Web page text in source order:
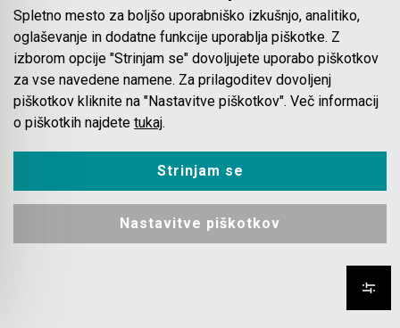
E-07901
27
60,90 €
47,49 €
- +
E-07917
67,80 €
52,90 €
- +
Spletno mesto za boljšo uporabniško izkušnjo, analitiko,
oglaševanje in dodatne funkcije uporablja piškotke. Z
izborom opcije "Strinjam se" dovoljujete uporabo piškotkov
za vse navedene namene. Za prilagoditev dovoljenj
piškotkov kliknite na "Nastavitve piškotkov". Več informacij
o piškotkih najdete tukaj.
Strinjam se
Nastavitve piškotkov